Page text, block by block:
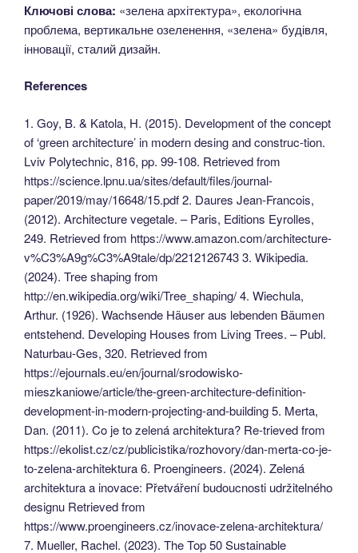
Ключові слова: «зелена архітектура», екологічна
проблема, вертикальне озеленення, «зелена» будівля,
інновації, сталий дизайн.
References
1. Goy, B. & Katola, H. (2015). Development of the concept
of ‘green architecture’ in modern desing and construc-tion.
Lviv Polytechnic, 816, pp. 99-108. Retrieved from
https://science.lpnu.ua/sites/default/files/journal-
paper/2019/may/16648/15.pdf 2. Daures Jean-Francois,
(2012). Architecture vegetale. – Paris, Editions Eyrolles,
249. Retrieved from https://www.amazon.com/architecture-
v%C3%A9g%C3%A9tale/dp/2212126743 3. Wikipedia.
(2024). Tree shaping from
http://en.wikipedia.org/wiki/Tree_shaping/ 4. Wiechula,
Arthur. (1926). Wachsende Häuser aus lebenden Bäumen
entstehend. Developing Houses from Living Trees. – Publ.
Naturbau-Ges, 320. Retrieved from
https://ejournals.eu/en/journal/srodowisko-
mieszkaniowe/article/the-green-architecture-definition-
development-in-modern-projecting-and-building 5. Merta,
Dan. (2011). Co je to zelená architektura? Re-trieved from
https://ekolist.cz/cz/publicistika/rozhovory/dan-merta-co-je-
to-zelena-architektura 6. Proengineers. (2024). Zelená
architektura a inovace: Přetváření budoucnosti udržitelného
designu Retrieved from
https://www.proengineers.cz/inovace-zelena-architektura/
7. Mueller, Rachel. (2023). The Top 50 Sustainable